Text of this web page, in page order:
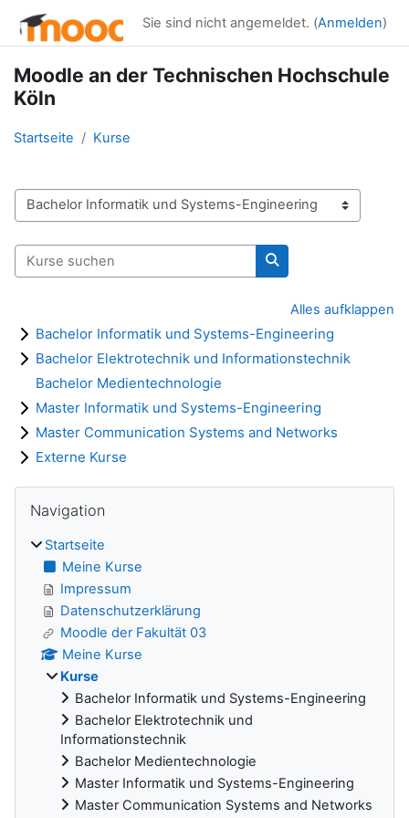
Sie sind nicht angemeldet. (Anmelden)
Moodle an der Technischen Hochschule
Köln
Startseite Kurse
Kursbereiche
Kurse suchen
Kurse suchen
Alles aufklappen
Bachelor Informatik und Systems-Engineering
Bachelor Elektrotechnik und Informationstechnik
Bachelor Medientechnologie
Master Informatik und Systems-Engineering
Master Communication Systems and Networks
Externe Kurse
Blöcke
Navigation
Startseite
Meine Kurse
Impressum
Datenschutzerklärung
Moodle der Fakultät 03
Meine Kurse
Kurse
Bachelor Informatik und Systems-Engineering
Bachelor Elektrotechnik und
Informationstechnik
Bachelor Medientechnologie
Master Informatik und Systems-Engineering
Master Communication Systems and Networks